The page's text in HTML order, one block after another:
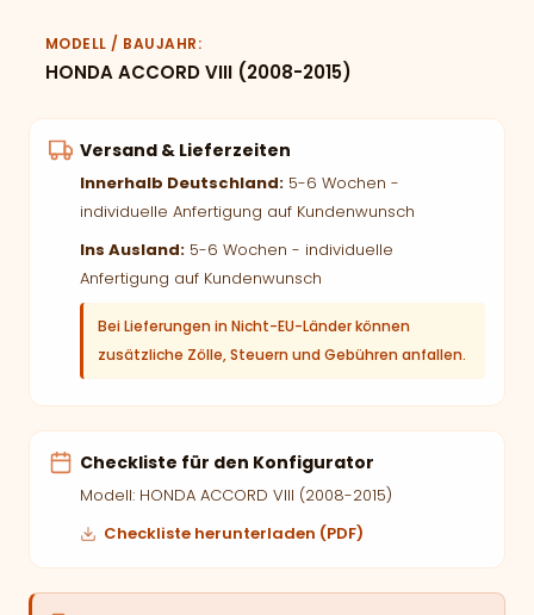
MODELL / BAUJAHR
HONDA ACCORD VIII (2008-2015)
Versand & Lieferzeiten
Innerhalb Deutschland: 5-6 Wochen -
individuelle Anfertigung auf Kundenwunsch
Ins Ausland: 5-6 Wochen - individuelle
Anfertigung auf Kundenwunsch
Bei Lieferungen in Nicht-EU-Länder können
zusätzliche Zölle, Steuern und Gebühren anfallen.
Checkliste für den Konfigurator
Modell: HONDA ACCORD VIII (2008-2015)
Checkliste herunterladen (PDF)